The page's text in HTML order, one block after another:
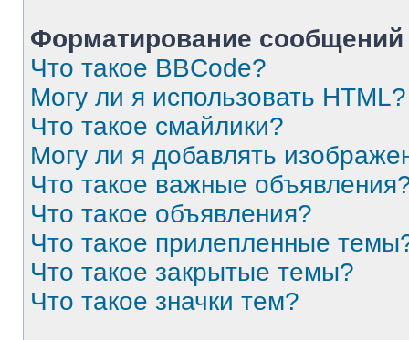
Форматирование
Что такое BBCode?
Могу ли я использовать HTML?
Что такое смайлики?
Могу ли я добавлять
Что такое важные
Что такое объявления?
Что такое прилепленные
Что такое закрытые темы?
Что такое значки тем?